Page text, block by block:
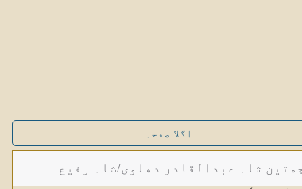
اگلا صفحہ
شاہ عبدالقادر دھلوی/شاہ رفیع